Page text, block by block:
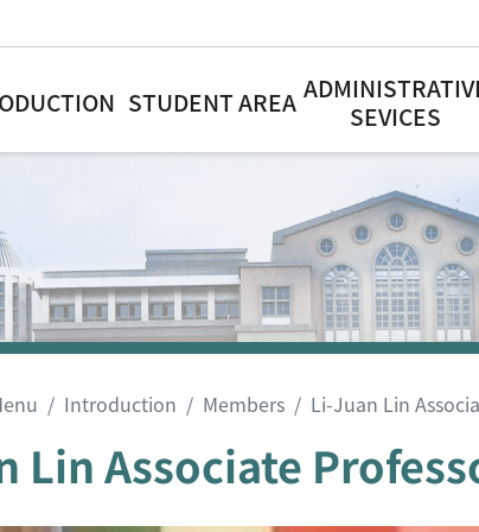
STUDENT AREA
SEVICES
Introduction Members Li-Juan Lin
Lin Associate